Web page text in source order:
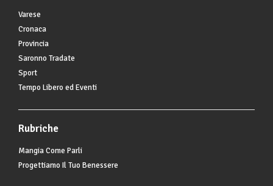
Varese
Cronaca
Provincia
Saronno Tradate
Sport
Tempo Libero ed Eventi
Rubriche
Mangia Come Parli
Progettiamo Il Tuo Benessere